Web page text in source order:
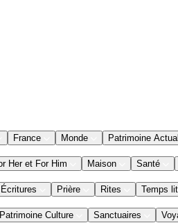
France Monde Patrimoine
Her et For Him Maison Santé
Écritures Prière Rites Temps
Patrimoine Culture Sanctuaires